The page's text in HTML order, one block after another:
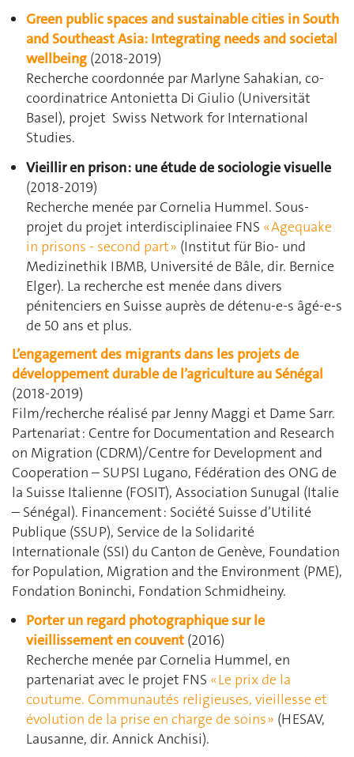
Green public spaces and sustainable cities in South
and Southeast Asia: Integrating needs and societal
wellbeing (2018-2019)
Recherche coordonnée par Marlyne Sahakian, co-
coordinatrice Antonietta Di Giulio (Universität
Basel), projet Swiss Network for International
Studies.
Vieillir en prison : une étude de sociologie visuelle
(2018-2019)
Recherche menée par Cornelia Hummel. Sous-
projet du projet interdisciplinaiee FNS « Agequake
in prisons - second part » (Institut für Bio- und
Medizinethik IBMB, Université de Bâle, dir. Bernice
Elger). La recherche est menée dans divers
pénitenciers en Suisse auprès de détenu-e-s âgé-e-s
de 50 ans et plus.
L’engagement des migrants dans les projets de
développement durable de l’agriculture au Sénégal
(2018-2019)
Film/recherche réalisé par Jenny Maggi et Dame Sarr.
Partenariat : Centre for Documentation and Research
on Migration (CDRM)/Centre for Development and
Cooperation – SUPSI Lugano, Fédération des ONG de
la Suisse Italienne (FOSIT), Association Sunugal (Italie
– Sénégal). Financement : Société Suisse d’Utilité
Publique (SSUP), Service de la Solidarité
Internationale (SSI) du Canton de Genève, Foundation
for Population, Migration and the Environment (PME),
Fondation Boninchi, Fondation Schmidheiny.
Porter un regard photographique sur le
vieillissement en couvent (2016)
Recherche menée par Cornelia Hummel, en
partenariat avec le projet FNS « Le prix de la
coutume. Communautés religieuses, vieillesse et
évolution de la prise en charge de soins » (HESAV,
Lausanne, dir. Annick Anchisi).